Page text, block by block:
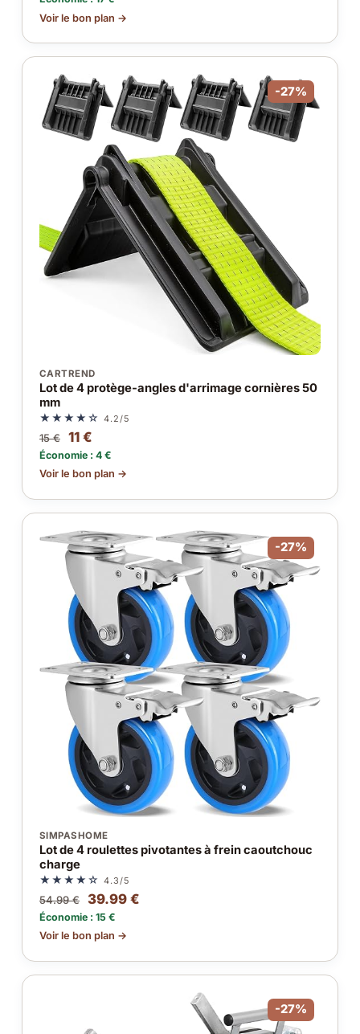
Voir le bon plan →
-27%
CARTREND
Lot de 4 protège-angles d'arrimage cornières 50
mm
★★★★☆ 4.2/5
15 € 11 €
Économie : 4 €
Voir le bon plan →
-27%
SIMPASHOME
Lot de 4 roulettes pivotantes à frein caoutchouc
charge
★★★★☆ 4.3/5
54.99 € 39.99 €
Économie : 15 €
Voir le bon plan →
-27%